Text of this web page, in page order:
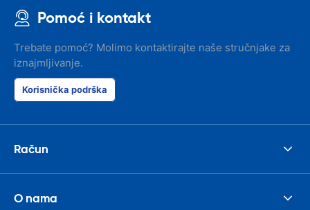
Pomoć i kontakt
Trebate pomoć? Molimo kontaktirajte naše stručnjake za
iznajmljivanje.
Korisnička podrška
Račun
O nama